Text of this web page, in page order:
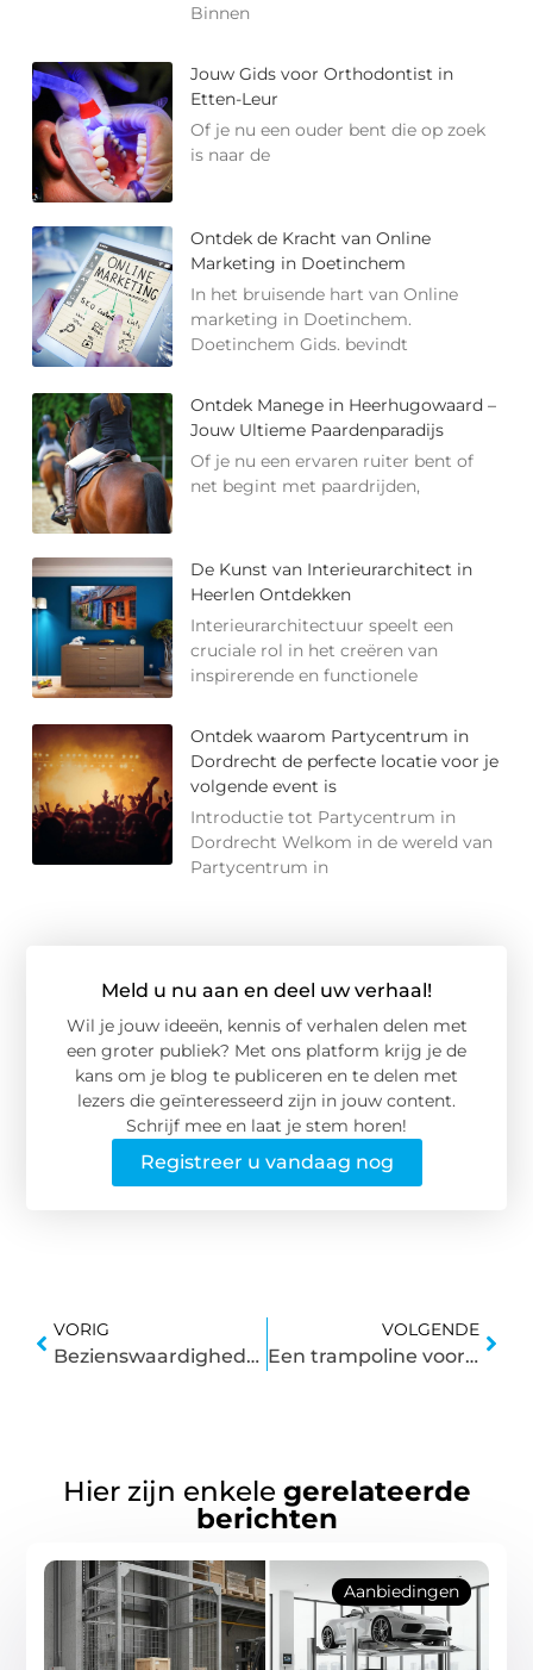
Binnen
Jouw Gids voor Orthodontist in
Etten-Leur
Of je nu een ouder bent die op zoek
is naar de
Ontdek de Kracht van Online
Marketing in Doetinchem
In het bruisende hart van Online
marketing in Doetinchem.
Doetinchem Gids. bevindt
Ontdek Manege in Heerhugowaard –
Jouw Ultieme Paardenparadijs
Of je nu een ervaren ruiter bent of
net begint met paardrijden,
De Kunst van Interieurarchitect in
Heerlen Ontdekken
Interieurarchitectuur speelt een
cruciale rol in het creëren van
inspirerende en functionele
Ontdek waarom Partycentrum in
Dordrecht de perfecte locatie voor je
volgende event is
Introductie tot Partycentrum in
Dordrecht Welkom in de wereld van
Partycentrum in
Meld u nu aan en deel uw verhaal!
Wil je jouw ideeën, kennis of verhalen delen met
een groter publiek? Met ons platform krijg je de
kans om je blog te publiceren en te delen met
lezers die geïnteresseerd zijn in jouw content.
Schrijf mee en laat je stem horen!
Registreer u vandaag nog
VORIG
Bezienswaardigheden in Noord-Brabant
VOLGENDE
Een trampoline voor in de achtertuin
Hier zijn enkele gerelateerde
berichten
Aanbiedingen